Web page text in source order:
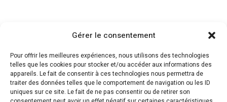
Gérer le consentement
Pour offrir les meilleures expériences, nous utilisons des technologies
telles que les cookies pour stocker et/ou accéder aux informations des
appareils. Le fait de consentir à ces technologies nous permettra de
traiter des données telles que le comportement de navigation ou les ID
uniques sur ce site. Le fait de ne pas consentir ou de retirer son
Forfaits Entretien
Actualités